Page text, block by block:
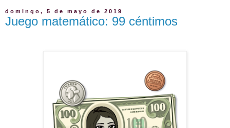
domingo, 5 de mayo de 2019
Juego matemático: 99 céntimos